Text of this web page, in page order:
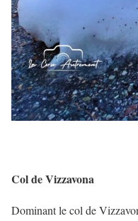
Col de Vizzavona
Dominant le col de